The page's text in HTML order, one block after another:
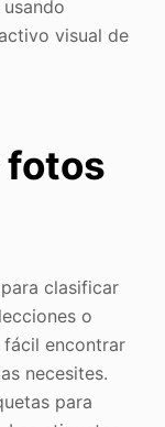
visual de
fotos
clasificar
o
fácil encontrar
necesites.
para